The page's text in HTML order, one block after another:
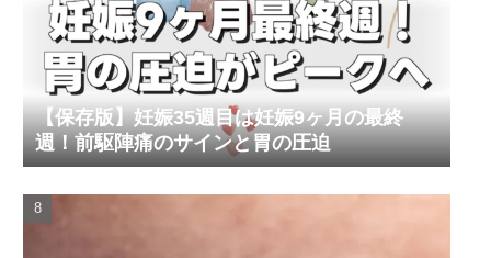
【保存版】妊娠35週目は妊娠9ヶ月の最終
週！前駆陣痛のサインと胃の圧迫